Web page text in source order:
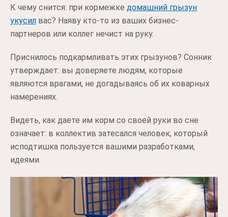
К чему снится: при кормежке домашний грызун
укусил вас? Наяву кто-то из ваших бизнес-
партнеров или коллег нечист на руку.
Приснилось подкармливать этих грызунов? Сонник
утверждает: вы доверяете людям, которые
являются врагами, не догадываясь об их коварных
намерениях.
Видеть, как даете им корм со своей руки во сне
означает: в коллектив затесался человек, который
исподтишка пользуется вашими разработками,
идеями.